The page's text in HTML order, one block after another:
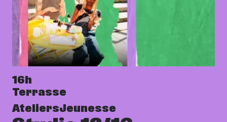
16h
Terrasse
AteliersJeunesse